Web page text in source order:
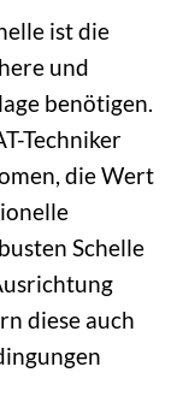
ist die
und
benötigen.
Techniker
die Wert
Schelle
diese auch